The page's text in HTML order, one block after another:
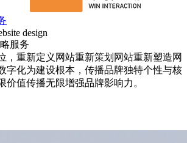
design
服务
，重新定义网站重新策划网站重新塑造网
字化为建设根本，传播品牌独特个性与核
价值传播无限增强品牌影响力。